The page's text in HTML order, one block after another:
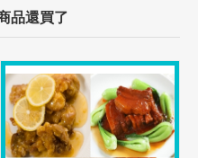
品還買了